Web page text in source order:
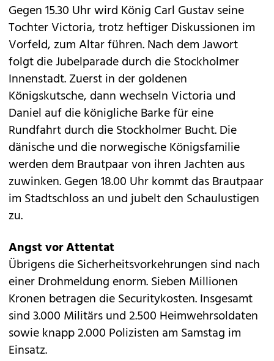
Gegen 15.30 Uhr wird König Carl Gustav seine
Tochter Victoria, trotz heftiger Diskussionen im
Vorfeld, zum Altar führen. Nach dem Jawort
folgt die Jubelparade durch die Stockholmer
Innenstadt. Zuerst in der goldenen
Königskutsche, dann wechseln Victoria und
Daniel auf die königliche Barke für eine
Rundfahrt durch die Stockholmer Bucht. Die
dänische und die norwegische Königsfamilie
werden dem Brautpaar von ihren Jachten aus
zuwinken. Gegen 18.00 Uhr kommt das Brautpaar
im Stadtschloss an und jubelt den Schaulustigen
zu.
Angst vor Attentat
Übrigens die Sicherheitsvorkehrungen sind nach
einer Drohmeldung enorm. Sieben Millionen
Kronen betragen die Securitykosten. Insgesamt
sind 3.000 Militärs und 2.500 Heimwehrsoldaten
sowie knapp 2.000 Polizisten am Samstag im
Einsatz.